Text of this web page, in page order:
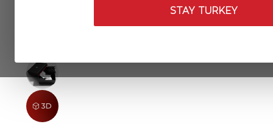
STAY TURKEY